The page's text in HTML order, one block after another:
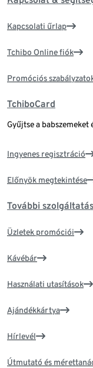
Kapcsolati űrlap
Tchibo Online fiók
Promóciós
TchiboCard
Gyűjtse a babszemeket
Ingyenes regisztráció
Előnyök megtekintése
További
Üzletek promóciói
Kávébár
Használati utasítások
Ajándékkártya
Hírlevél
Útmutató és